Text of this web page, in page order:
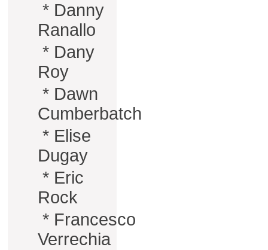
* Danny
Ranallo
* Dany
Roy
* Dawn
Cumberbatch
* Elise
Dugay
* Eric
Rock
* Francesco
Verrechia